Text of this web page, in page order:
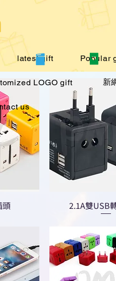
latest gift Popular
LOGO gift 新
us
頭
2.1A雙USB